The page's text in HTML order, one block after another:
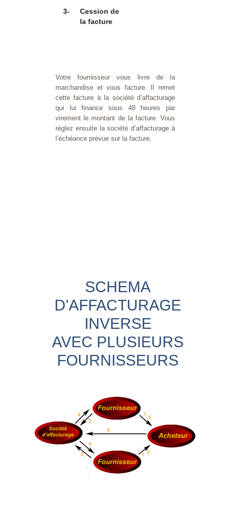
3-
Cession de
la facture
Votre fournisseur vous livre de la
marchandise et vous facture. Il remet
cette facture à la société d’affacturage
qui lui finance sous 48 heures par
virement le montant de la facture. Vous
réglez ensuite la société d’affacturage à
l’échéance prévue sur la facture.
SCHEMA
D'AFFACTURAGE
INVERSE
AVEC PLUSIEURS
FOURNISSEURS